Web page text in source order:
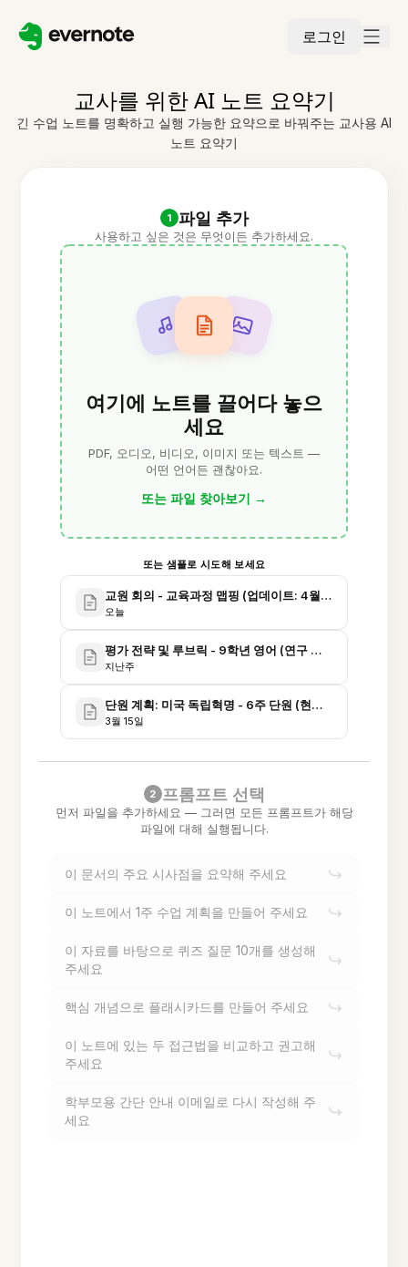
로그인
교사를 위한 AI 노트 요약기
긴 수업 노트를 명확하고 실행 가능한 요약으로 바꿔주는 교사용 AI
노트 요약기
1 파일 추가
사용하고 싶은 것은 무엇이든 추가하세요.
여기에 노트를 끌어다 놓으
세요
PDF, 오디오, 비디오, 이미지 또는 텍스트 —
어떤 언어든 괜찮아요.
또는 파일 찾아보기 →
또는 샘플로 시도해 보세요
교원 회의 - 교육과정 맵핑 (업데이트: 4월-5월)
오늘
평가 전략 및 루브릭 - 9학년 영어 (연구 및 시범 노트)
지난주
단원 계획: 미국 독립혁명 - 6주 단원 (현장학습 + 평가 계
3월 15일
2 프롬프트 선택
먼저 파일을 추가하세요 — 그러면 모든 프롬프트가 해당
파일에 대해 실행됩니다.
이 문서의 주요 시사점을 요약해 주세요
이 노트에서 1주 수업 계획을 만들어 주세요
이 자료를 바탕으로 퀴즈 질문 10개를 생성해
주세요
핵심 개념으로 플래시카드를 만들어 주세요
이 노트에 있는 두 접근법을 비교하고 권고해
주세요
학부모용 간단 안내 이메일로 다시 작성해 주
세요